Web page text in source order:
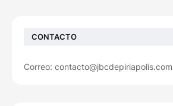
CONTACTO
Correo: